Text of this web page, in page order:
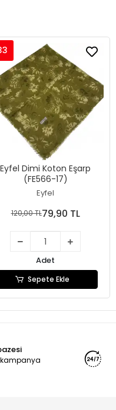
Eyfel Dimi Koton Eşarp
(FE566-17)
Eyfel
120,00 TL79,90 TL
Adet
Sepete Ekle
kampanya